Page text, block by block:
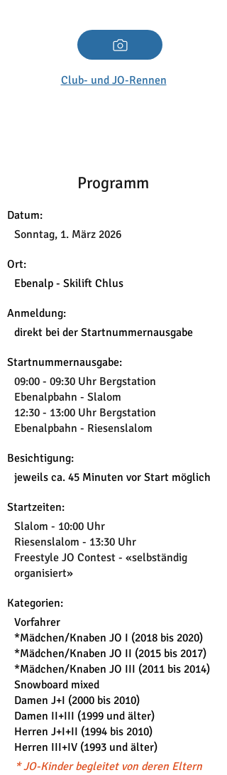
Club- und JO-Rennen
Programm
Datum:
Sonntag, 1. März 2026
Ort:
Ebenalp - Skilift Chlus
Anmeldung:
direkt bei der Startnummernausgabe
Startnummernausgabe:
09:00 - 09:30 Uhr Bergstation
Ebenalpbahn - Slalom
12:30 - 13:00 Uhr Bergstation
Ebenalpbahn - Riesenslalom
Besichtigung:
jeweils ca. 45 Minuten vor Start möglich
Startzeiten:
Slalom - 10:00 Uhr
Riesenslalom - 13:30 Uhr
Freestyle JO Contest - «selbständig
organisiert»
Kategorien:
Vorfahrer
*Mädchen/Knaben JO I (2018 bis 2020)
*Mädchen/Knaben JO II (2015 bis 2017)
*Mädchen/Knaben JO III (2011 bis 2014)
Snowboard mixed
Damen J+I (2000 bis 2010)
Damen II+III (1999 und älter)
Herren J+I+II (1994 bis 2010)
Herren III+IV (1993 und älter)
* JO-Kinder begleitet von deren Eltern